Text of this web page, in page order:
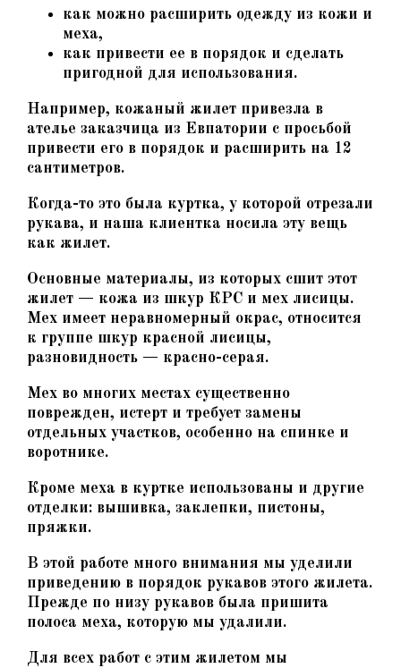
как можно расширить одежду из кожи и
меха,
как привести ее в порядок и сделать
пригодной для использования.
Например, кожаный жилет привезла в
ателье заказчица из Евпатории с просьбой
привести его в порядок и расширить на 12
сантиметров.
Когда-то это была куртка, у которой отрезали
рукава, и наша клиентка носила эту вещь
как жилет.
Основные материалы, из которых сшит этот
жилет — кожа из шкур КРС и мех лисицы.
Мех имеет неравномерный окрас, относится
к группе шкур красной лисицы,
разновидность — красно-серая.
Мех во многих местах существенно
поврежден, истерт и требует замены
отдельных участков, особенно на спинке и
воротнике.
Кроме меха в куртке использованы и другие
отделки: вышивка, заклепки, пистоны,
пряжки.
В этой работе много внимания мы уделили
приведению в порядок рукавов этого жилета.
Прежде по низу рукавов была пришита
полоса меха, которую мы удалили.
Для всех работ с этим жилетом мы